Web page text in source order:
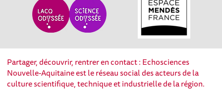
Partager, découvrir, rentrer en contact : Echosciences
Nouvelle-Aquitaine est le réseau social des acteurs de la
culture scientifique, technique et industrielle de la région.